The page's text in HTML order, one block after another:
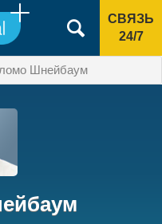
СВЯЗЬ
24/7
Шнейбаум